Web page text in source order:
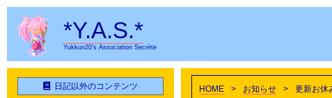
*Y.A.S.*
Yukkun20's Association Secrète
HOME > お知らせ > 更新お休
日記以外のコンテンツ